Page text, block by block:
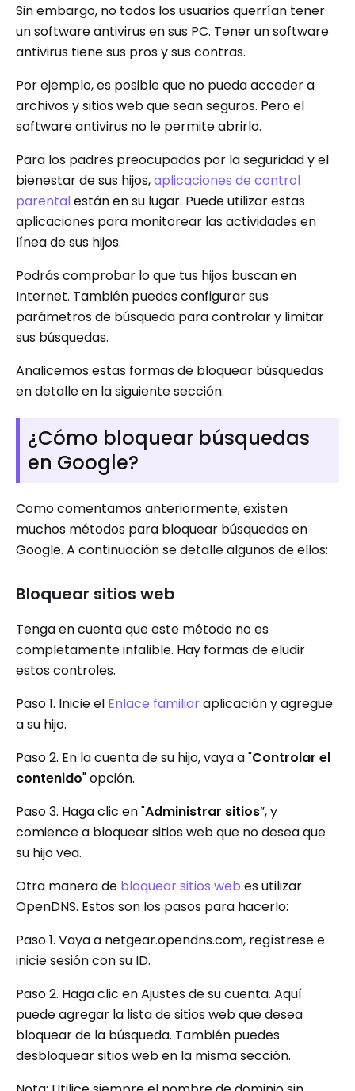
Sin embargo, no todos los usuarios querrían tener
un software antivirus en sus PC. Tener un software
antivirus tiene sus pros y sus contras.
Por ejemplo, es posible que no pueda acceder a
archivos y sitios web que sean seguros. Pero el
software antivirus no le permite abrirlo.
Para los padres preocupados por la seguridad y el
bienestar de sus hijos,aplicaciones de control
parentalestán en su lugar. Puede utilizar estas
aplicaciones para monitorear las actividades en
línea de sus hijos.
Podrás comprobar lo que tus hijos buscan en
Internet. También puedes configurar sus
parámetros de búsqueda para controlar y limitar
sus búsquedas.
Analicemos estas formas de bloquear búsquedas
en detalle en la siguiente sección:
¿Cómo bloquear búsquedas
en Google?
Como comentamos anteriormente, existen
muchos métodos para bloquear búsquedas en
Google. A continuación se detalle algunos de ellos:
Bloquear sitios web
Tenga en cuenta que este método no es
completamente infalible. Hay formas de eludir
estos controles.
Paso 1. Inicie el Enlace familiaraplicación y agregue
a su hijo.
Paso 2. En la cuenta de su hijo, vaya a "Controlar el
contenido" opción.
Paso 3. Haga clic en "Administrar sitios”, y
comience a bloquear sitios web que no desea que
su hijo vea.
Otra manera de bloquear sitios web es utilizar
OpenDNS. Estos son los pasos para hacerlo:
Paso 1. Vaya a netgear.opendns.com, regístrese e
inicie sesión con su ID.
Paso 2. Haga clic en Ajustes de su cuenta. Aquí
puede agregar la lista de sitios web que desea
bloquear de la búsqueda. También puedes
desbloquear sitios web en la misma sección.